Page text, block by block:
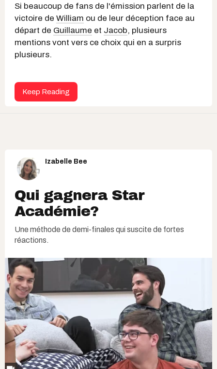
Si beaucoup de fans de l'émission parlent de la
victoire de William ou de leur déception face au
départ de Guillaume et Jacob, plusieurs
mentions vont vers ce choix qui en a surpris
plusieurs.
Keep Reading
Izabelle Bee
Qui gagnera Star
Académie?
Une méthode de demi-finales qui suscite de fortes
réactions.